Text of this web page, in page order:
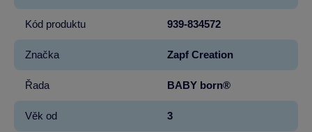
Kód produktu 939-834572
Značka Zapf Creation
Řada BABY born®
Věk od 3